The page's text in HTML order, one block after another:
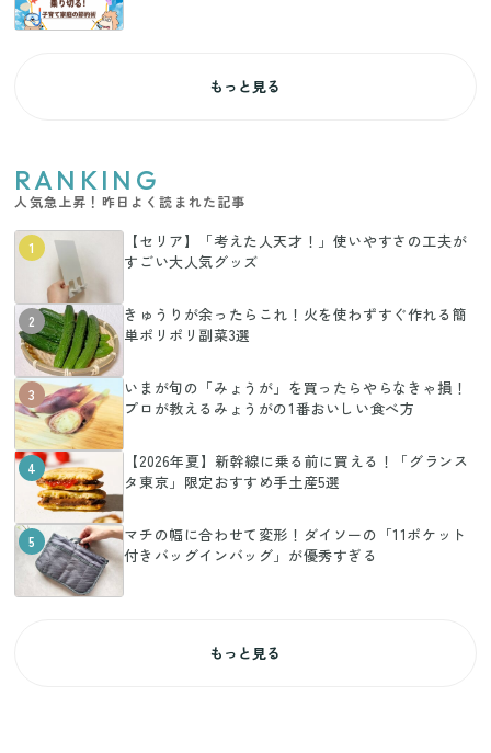
もっと見る
RANKING
人気急上昇！昨日よく読まれた記事
1
【セリア】「考えた人天才！」使いやすさの工夫が
すごい大人気グッズ
2
きゅうりが余ったらこれ！火を使わずすぐ作れる簡
単ポリポリ副菜3選
3
いまが旬の「みょうが」を買ったらやらなきゃ損！
プロが教えるみょうがの1番おいしい食べ方
4
【2026年夏】新幹線に乗る前に買える！「グランス
タ東京」限定おすすめ手土産5選
5
マチの幅に合わせて変形！ダイソーの「11ポケット
付きバッグインバッグ」が優秀すぎる
もっと見る